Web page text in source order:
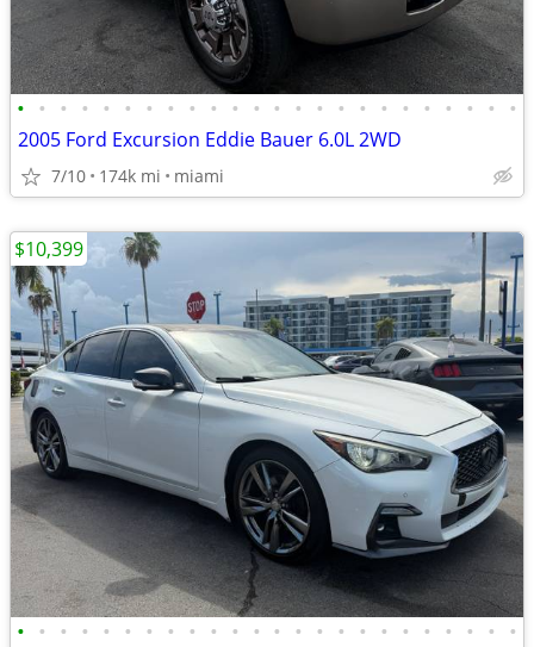
• • • • • • • • • • • • • • • • • • • • • • • •
2005 Ford Excursion Eddie Bauer 6.0L 2WD
7/10 174k mi miami
• • • • • • • • • • • • • • • • • • • • • • • •
$10,399